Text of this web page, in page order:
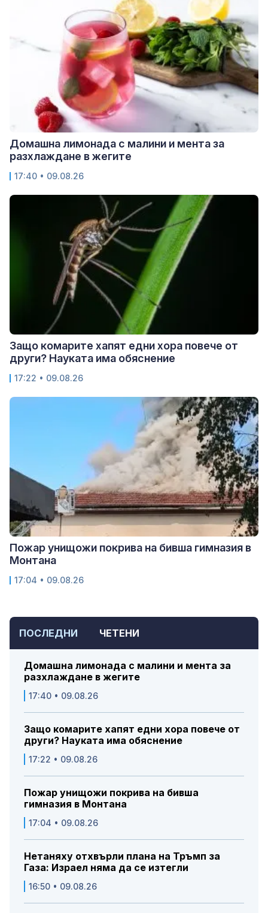
ПОСЛЕДНИ ЧЕТЕНИ
Домашна лимонада с малини и мента за
разхлаждане в жегите
17:40 • 09.08.26
Защо комарите хапят едни хора повече от
други? Науката има обяснение
17:22 • 09.08.26
Пожар унищожи покрива на бивша
гимназия в Монтана
17:04 • 09.08.26
Нетаняху отхвърли плана на Тръмп за
Газа: Израел няма да се изтегли
16:50 • 09.08.26
Домашна лимонада с малини и мента за
разхлаждане в жегите
17:40 • 09.08.26
Защо комарите хапят едни хора повече от
други? Науката има обяснение
17:22 • 09.08.26
Пожар унищожи покрива на бивша гимназия в
Монтана
17:04 • 09.08.26